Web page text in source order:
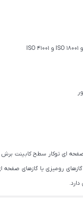
ای توکار سطح کابینت برش
رومیزی یا گازهای صفحه